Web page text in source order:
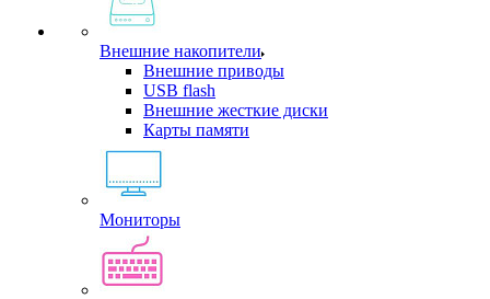
Внешние накопители
Внешние приводы
USB flash
Внешние жесткие диски
Карты памяти
Мониторы